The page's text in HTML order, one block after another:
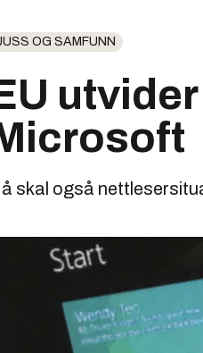
OG SAMFUNN
skal også